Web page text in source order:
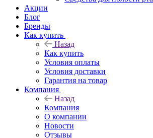
Акции
Блог
Бренды
Как купить
Назад
Как купить
Условия оплаты
Условия доставки
Гарантия на товар
Компания
Назад
Компания
О компании
Новости
Отзывы